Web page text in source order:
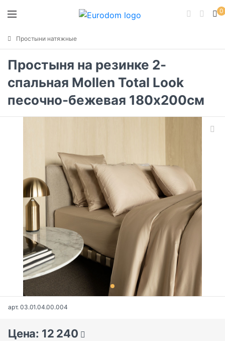
0
Простыни натяжные
Простыня на резинке 2-
спальная Mollen Total Look
песочно-бежевая 180x200см
арт. 03.01.04.00.004
Цена: 12 240